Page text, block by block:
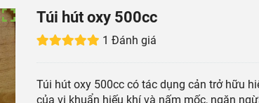
Túi hút oxy 500cc
1 Đánh giá
Túi hút oxy 500cc có tác dụng cản trở hữu
của vi khuẩn hiếu khí và nấm mốc, ngăn